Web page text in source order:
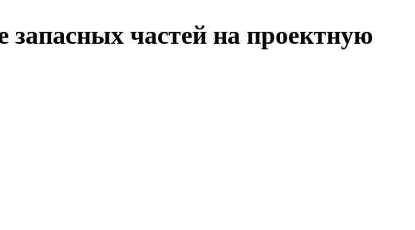
запасных частей на проектную